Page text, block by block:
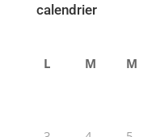
calendrier
L M M